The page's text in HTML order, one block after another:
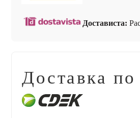
Достависта:
Доставка